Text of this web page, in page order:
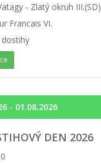
- Zlatý okruh III.(SD)
Francais VI.
- 01.08.2026
DEN 2026